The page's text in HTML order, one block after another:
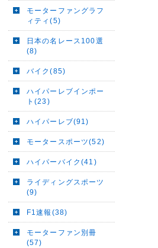
モーターファングラフ
ィティ(5)
日本の名レース100選
(8)
バイク(85)
ハイパーレブインポー
ト(23)
ハイパーレブ(91)
モータースポーツ(52)
ハイパーバイク(41)
ライディングスポーツ
(9)
F1速報(38)
モーターファン別冊
(57)